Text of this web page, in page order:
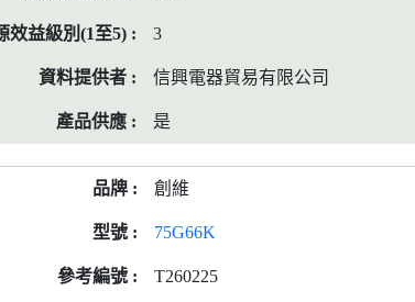
3
信興電器貿易有限公司
是
創維
75G66K
T260225